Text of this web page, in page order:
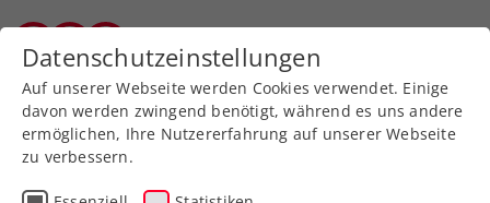
Zurück zur Newsübersicht
Rollstuhltennis
Datenschutzeinstellungen
Auf unserer Webseite werden Cookies verwendet. Einige
davon werden zwingend benötigt, während es uns andere
ermöglichen, Ihre Nutzererfahrung auf unserer Webseite
zu verbessern.